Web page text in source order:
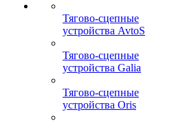
Тягово-сцепные
устройства AvtoS
Тягово-сцепные
устройства Galia
Тягово-сцепные
устройства Oris